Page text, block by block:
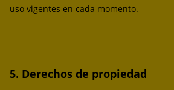
uso vigentes en cada momento.
5. Derechos de propiedad